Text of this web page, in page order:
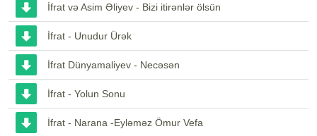
İfrat və Asim Əliyev - Bizi itirənlər ölsün
İfrat - Unudur Ürək
İfrat Dünyamaliyev - Necəsən
İfrat - Yolun Sonu
İfrat - Narana -Eyləməz Ömur Vefa